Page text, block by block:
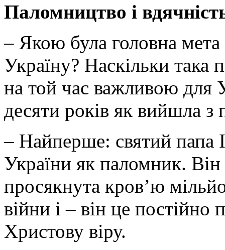
Паломництво і
– Якою була головна мета
Україну? Наскільки така
на той час важливою
десяти років як вийшла з
– Найперше: святий папа
України як паломник. Він
просякнута кров’ю
війни і – він це постійно
Христову віру.